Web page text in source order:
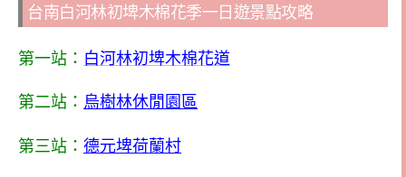
台南白河林初埤木棉花季一日遊景點攻略
第一站： 白河林初埤木棉花道
第二站： 烏樹林休閒園區
第三站： 德元埤荷蘭村